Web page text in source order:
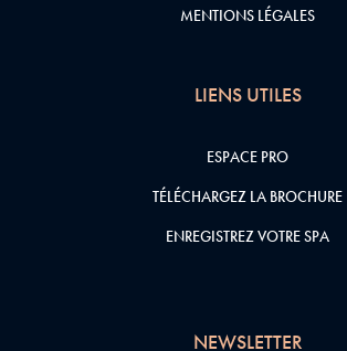
MENTIONS LÉGALES
LIENS UTILES
ESPACE PRO
TÉLÉCHARGEZ LA BROCHURE
ENREGISTREZ VOTRE SPA
NEWSLETTER